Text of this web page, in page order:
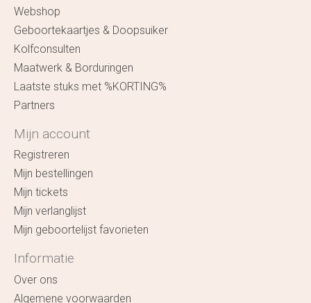
Webshop
Geboortekaartjes & Doopsuiker
Kolfconsulten
Maatwerk & Borduringen
Laatste stuks met %KORTING%
Partners
Mijn account
Registreren
Mijn bestellingen
Mijn tickets
Mijn verlanglijst
Mijn geboortelijst favorieten
Informatie
Over ons
Algemene voorwaarden